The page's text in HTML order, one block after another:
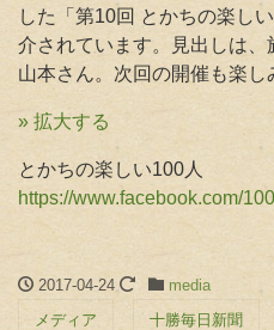
した「第10回 とかちの楽し
介されています。見出しは、
山本さん。次回の開催も楽し
» 拡大する
とかちの楽しい100人
https://www.facebook.com/
2017-04-24
media
メディア
十勝毎日新聞